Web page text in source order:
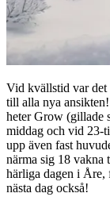
Vid kvällstid var det
till alla nya
heter Grow (gillade
middag och vid 23-
upp även fast
närma sig 18 vakna
härliga dagen i Åre,
nästa dag också!